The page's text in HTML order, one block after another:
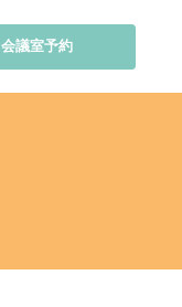
会議室予約